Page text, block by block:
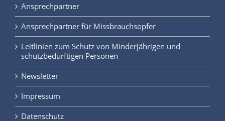
Ansprechpartner
Ansprechpartner für Missbrauchsopfer
Leitlinien zum Schutz von Minderjährigen und
schutzbedürftigen Personen
Newsletter
Impressum
Datenschutz